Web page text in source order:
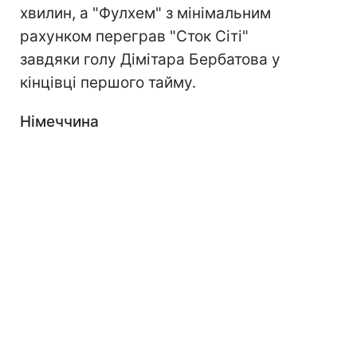
хвилин, а "Фулхем" з мінімальним
рахунком переграв "Сток Сіті"
завдяки голу Дімітара Бербатова у
кінцівці першого тайму.
Німеччина